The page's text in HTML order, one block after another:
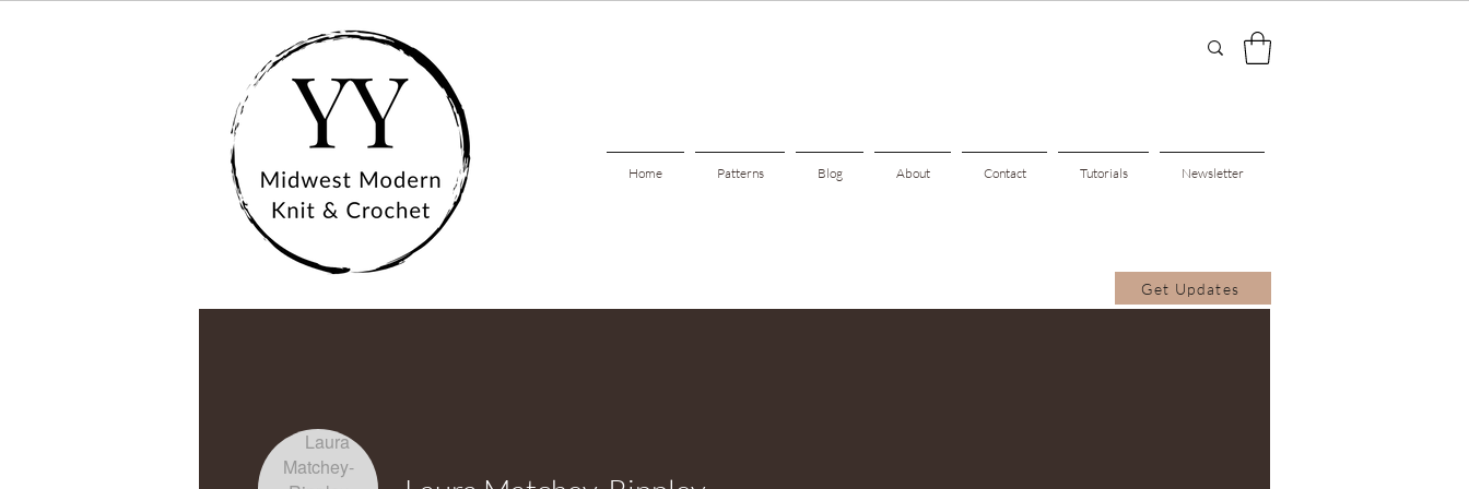
Home Patterns Blog About Contact Tutorials Newsletter
Get Updates